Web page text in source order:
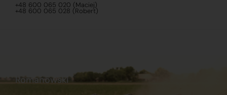
+48 600 065 020 (Maciej)
+48 600 065 028 (Robert)
Romanowski